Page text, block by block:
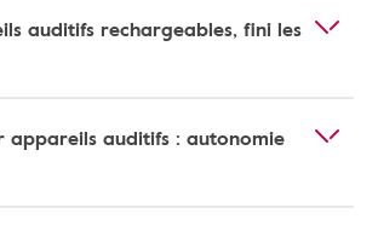
auditifs rechargeables, fini les
appareils auditifs : autonomie